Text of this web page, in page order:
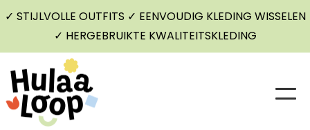
✓ STIJLVOLLE OUTFITS ✓ EENVOUDIG KLEDING WISSELEN
✓ HERGEBRUIKTE KWALITEITSKLEDING